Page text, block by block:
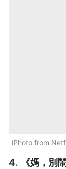
Photo from
4. 《媽，別鬧